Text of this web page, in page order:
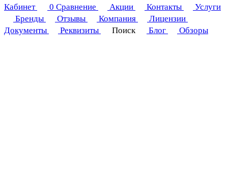
Кабинет
0 Сравнение Акции Контакты
Услуги
Бренды
Отзывы Компания
Лицензии
Документы
Реквизиты Поиск Блог Обзоры